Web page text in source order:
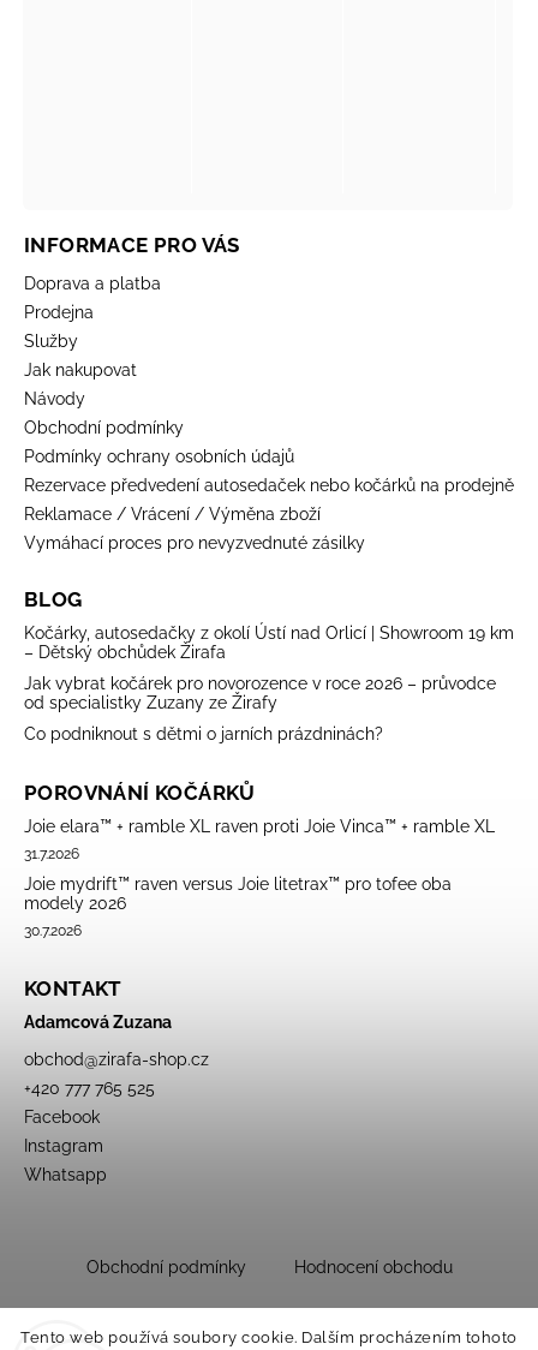
Tento web používá soubory cookie. Dalším procházením tohoto
INFORMACE PRO VÁS
Doprava a platba
Prodejna
Služby
Jak nakupovat
Návody
Obchodní podmínky
Podmínky ochrany osobních údajů
Rezervace předvedení autosedaček nebo kočárků na prodejně
Reklamace / Vrácení / Výměna zboží
Vymáhací proces pro nevyzvednuté zásilky
BLOG
Kočárky, autosedačky z okolí Ústí nad Orlicí | Showroom 19 km
– Dětský obchůdek Žirafa
Jak vybrat kočárek pro novorozence v roce 2026 – průvodce
od specialistky Zuzany ze Žirafy
Co podniknout s dětmi o jarních prázdninách?
POROVNÁNÍ KOČÁRKŮ
Joie elara™ + ramble XL raven proti Joie Vinca™ + ramble XL
31.7.2026
Joie mydrift™ raven versus Joie litetrax™ pro tofee oba
modely 2026
30.7.2026
KONTAKT
Adamcová Zuzana
obchod@zirafa-shop.cz
+420 777 765 525
Facebook
Instagram
Whatsapp
Obchodní podmínky Hodnocení obchodu